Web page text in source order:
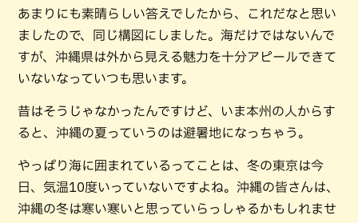
あまりにも素晴らしい答えでしたから、これだなと思い
ましたので、同じ構図にしました。海だけではないんで
すが、沖縄県は外から見える魅力を十分アピールできて
いないなっていつも思います。
昔はそうじゃなかったんですけど、いま本州の人からす
ると、沖縄の夏っていうのは避暑地になっちゃう。
やっぱり海に囲まれているってことは、冬の東京は今
日、気温10度いっていないですよね。沖縄の皆さんは、
沖縄の冬は寒い寒いと思っていらっしゃるかもしれませ